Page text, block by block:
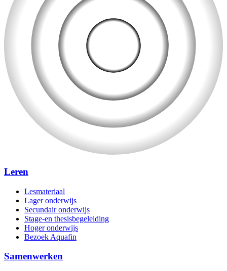
Leren
Lesmateriaal
Lager onderwijs
Secundair onderwijs
Stage-en thesisbegeleiding
Hoger onderwijs
Bezoek Aquafin
Samenwerken